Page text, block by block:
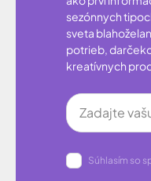
sezónnych
sveta
potrieb,
kreatívnych
Súhlasím so